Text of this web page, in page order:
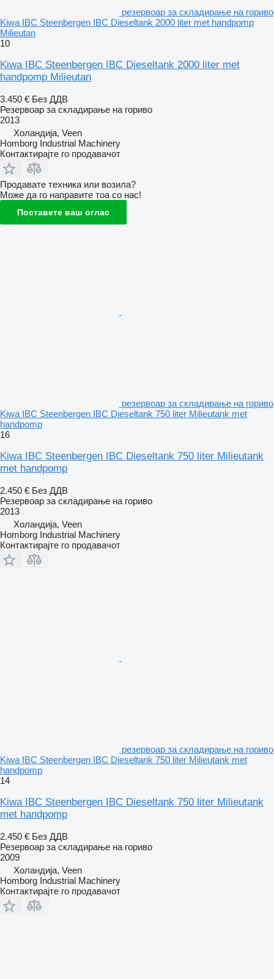
резервоар за складирање на гориво
Kiwa IBC Steenbergen IBC Dieseltank 2000 liter met handpomp
Milieutan
10
Kiwa IBC Steenbergen IBC Dieseltank 2000 liter met
handpomp Milieutan
3.450 € Без ДДВ
Резервоар за складирање на гориво
2013
Холандија, Veen
Homborg Industrial Machinery
Контактирајте го продавачот
Продавате техника или возила?
Може да го направите тоа со нас!
Поставете ваш оглас
резервоар за складирање на гориво
Kiwa IBC Steenbergen IBC Dieseltank 750 liter Milieutank met
handpomp
16
Kiwa IBC Steenbergen IBC Dieseltank 750 liter Milieutank
met handpomp
2.450 € Без ДДВ
Резервоар за складирање на гориво
2013
Холандија, Veen
Homborg Industrial Machinery
Контактирајте го продавачот
резервоар за складирање на гориво
Kiwa IBC Steenbergen IBC Dieseltank 750 liter Milieutank met
handpomp
14
Kiwa IBC Steenbergen IBC Dieseltank 750 liter Milieutank
met handpomp
2.450 € Без ДДВ
Резервоар за складирање на гориво
2009
Холандија, Veen
Homborg Industrial Machinery
Контактирајте го продавачот